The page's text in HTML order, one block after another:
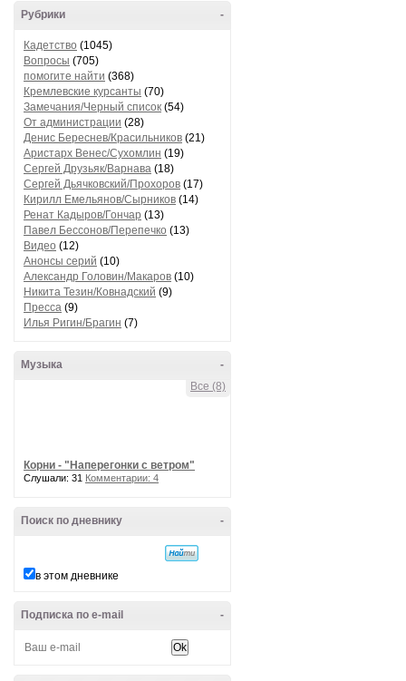
-
Рубрики
Кадетство (1045)
Вопросы (705)
помогите найти (368)
Кремлевские курсанты (70)
Замечания/Черный список (54)
От администрации (28)
Денис Береснев/Красильников (21)
Аристарх Венес/Сухомлин (19)
Сергей Друзьяк/Варнава (18)
Сергей Дьячковский/Прохоров (17)
Кирилл Емельянов/Сырников (14)
Ренат Кадыров/Гончар (13)
Павел Бессонов/Перепечко (13)
Видео (12)
Анонсы серий (10)
Александр Головин/Макаров (10)
Никита Тезин/Ковнадский (9)
Пресса (9)
Илья Ригин/Брагин (7)
-
Музыка
Все (8)
Корни - "Наперегонки с ветром"
Слушали: 31 Комментарии: 4
-
Поиск по дневнику
в этом дневнике
-
Подписка по e-mail